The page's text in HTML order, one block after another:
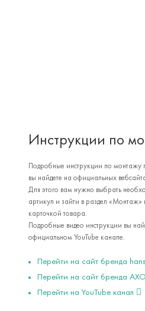
Инструкции по
Подробные инструкции по монтажу
вы найдете на официальных
Для этого вам нужно выбрать
артикул и зайти в раздел «Монтаж»
карточкой товара.
Подробные видео инструкции вы
официальном YouTube канале.
Перейти на сайт бренда
Перейти на сайт бренда
Перейти на YouTube канал